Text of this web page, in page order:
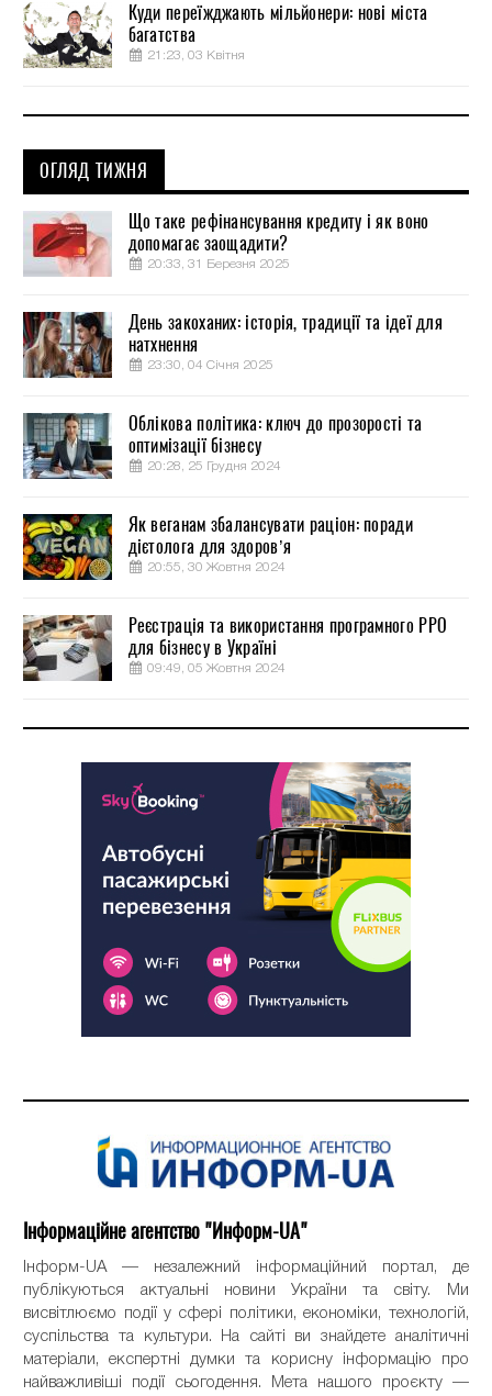
Куди переїжджають мільйонери: нові міста
багатства
21:23, 03 Квітня
ОГЛЯД ТИЖНЯ
Що таке рефінансування кредиту і як воно
допомагає заощадити?
20:33, 31 Березня 2025
День закоханих: історія, традиції та ідеї для
натхнення
23:30, 04 Січня 2025
Облікова політика: ключ до прозорості та
оптимізації бізнесу
20:28, 25 Грудня 2024
Як веганам збалансувати раціон: поради
дієтолога для здоров’я
20:55, 30 Жовтня 2024
Реєстрація та використання програмного РРО
для бізнесу в Україні
09:49, 05 Жовтня 2024
Інформаційне агентство "Информ-UA"
Інформ-UA — незалежний інформаційний портал, де
публікуються актуальні новини України та світу. Ми
висвітлюємо події у сфері політики, економіки, технологій,
суспільства та культури. На сайті ви знайдете аналітичні
матеріали, експертні думки та корисну інформацію про
найважливіші події сьогодення. Мета нашого проєкту —